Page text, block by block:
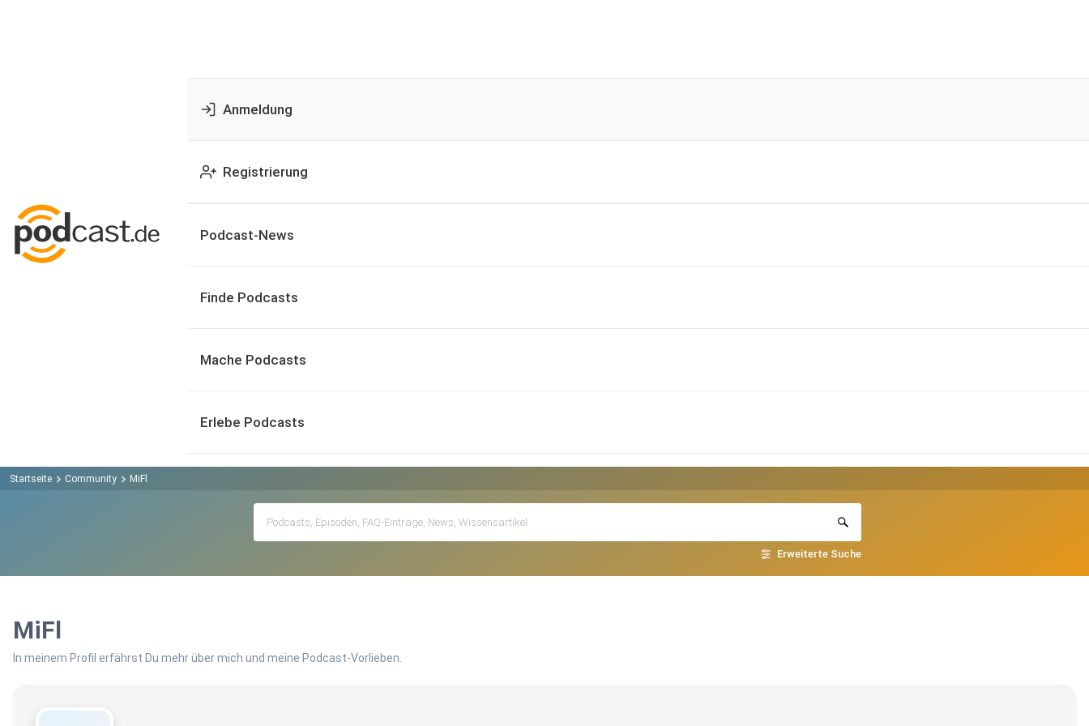
Anmeldung
Registrierung
Podcast-News
Finde Podcasts
Mache Podcasts
Erlebe Podcasts
Startseite Community MiFl
Erweiterte Suche
MiFl
In meinem Profil erfährst Du mehr über mich und meine Podcast-Vorlieben.